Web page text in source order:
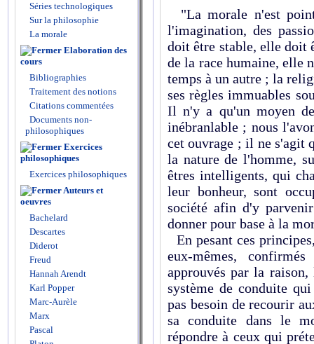
Séries technologiques
Sur la philosophie
La morale
Elaboration des
cours
Bibliographies
Traitement des notions
Citations commentées
Documents non-
philosophiques
Exercices
philosophiques
Exercices philosophiques
Auteurs et
oeuvres
Bachelard
Descartes
Diderot
Freud
Hannah Arendt
Karl Popper
Marc-Aurèle
Marx
Pascal
"La morale n'est
l'imagination, des
doit être stable, elle doit
de la race humaine, elle
temps à un autre ; la
ses règles immuables
Il n'y a qu'un moyen
inébranlable ; nous
cet ouvrage ; il ne s'agit
la nature de l'homme,
êtres intelligents, qui
leur bonheur, sont
société afin d'y
donner pour base à la
En pesant ces
eux-mêmes,
approuvés par la
système de conduite
pas besoin de recourir
sa conduite dans le
répondre à ceux qui